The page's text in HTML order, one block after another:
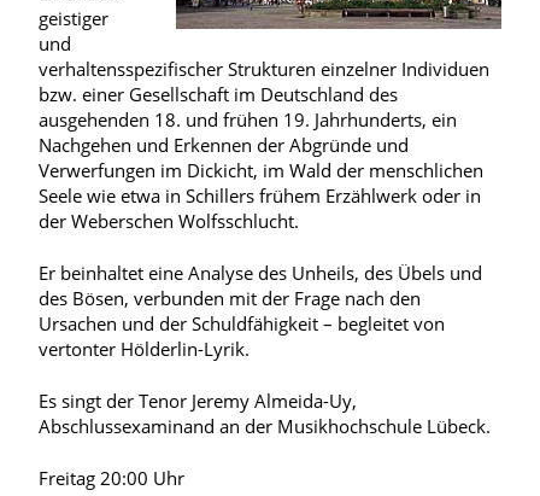
geistiger
und
verhaltensspezifischer Strukturen einzelner Individuen
bzw. einer Gesellschaft im Deutschland des
ausgehenden 18. und frühen 19. Jahrhunderts, ein
Nachgehen und Erkennen der Abgründe und
Verwerfungen im Dickicht, im Wald der menschlichen
Seele wie etwa in Schillers frühem Erzählwerk oder in
der Weberschen Wolfsschlucht.
Er beinhaltet eine Analyse des Unheils, des Übels und
des Bösen, verbunden mit der Frage nach den
Ursachen und der Schuldfähigkeit – begleitet von
vertonter Hölderlin-Lyrik.
Es singt der Tenor Jeremy Almeida-Uy,
Abschlussexaminand an der Musikhochschule Lübeck.
Freitag 20:00 Uhr